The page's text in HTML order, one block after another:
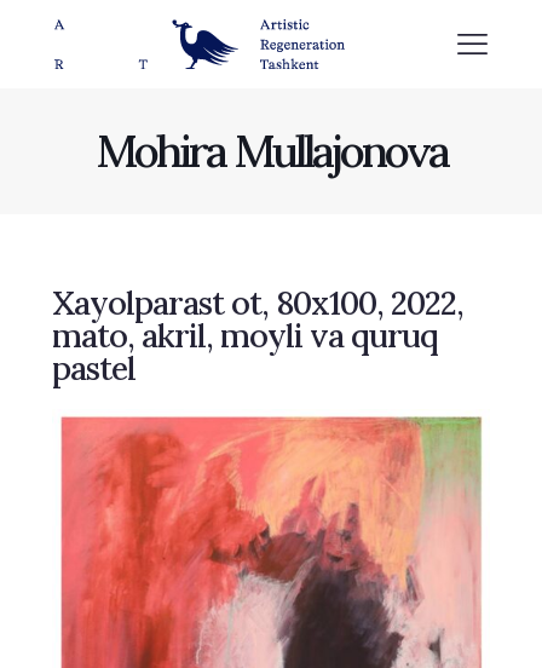
Mohira Mullajonova
Xayolparast ot, 80х100, 2022,
mato, akril, moyli va quruq
pastel